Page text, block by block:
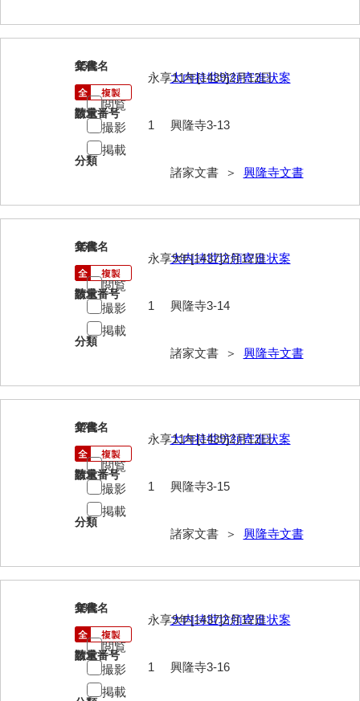
木津屋家文書
木梨家文書
木部家文書
木村家文書（山口市）
木村一人文書
清川家文書
口羽家文書
国光家文書
国守家文書
国行家文書
熊谷家文書（山口市）
熊野家文書（防府市）
蔵田家文書
倉橋家文書
栗林家文書
15
文書名
大内持世坊領寄進状案
請求番号
興隆寺3-13
分類
諸家文書 ＞ 興隆寺文書
年代
永享11年[1439]2月12日
数量
1
閲覧
撮影
掲載
16
文書名
大内持世坊領寄進状案
請求番号
興隆寺3-14
分類
諸家文書 ＞ 興隆寺文書
年代
永享9年[1437]2月12日
数量
1
閲覧
撮影
掲載
17
文書名
大内持世坊領寄進状案
請求番号
興隆寺3-15
分類
諸家文書 ＞ 興隆寺文書
年代
永享11年[1439]2月12日
数量
1
閲覧
撮影
掲載
18
文書名
大内持世坊領寄進状案
請求番号
興隆寺3-16
年代
永享9年[1437]2月12日
数量
1
閲覧
撮影
掲載